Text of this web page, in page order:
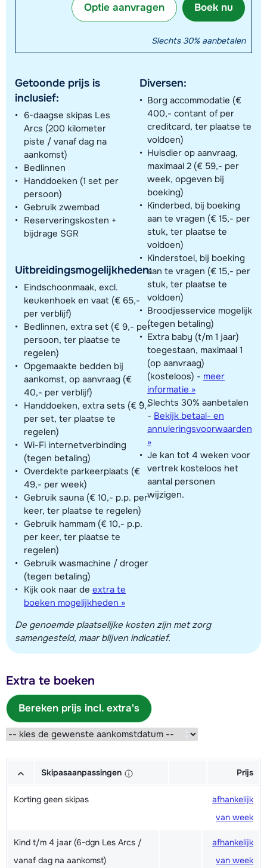
Boek nu
Optie aanvragen
Slechts 30% aanbetalen
Getoonde prijs is
inclusief:
6-daagse skipas Les
Arcs (200 kilometer
piste / vanaf dag na
aankomst)
Bedlinnen
Handdoeken (1 set per
persoon)
Gebruik zwembad
Reserveringskosten +
bijdrage SGR
Uitbreidingsmogelijkheden:
Eindschoonmaak, excl.
keukenhoek en vaat (€ 65,-
per verblijf)
Bedlinnen, extra set (€ 9,- per
persoon, ter plaatse te
regelen)
Opgemaakte bedden bij
aankomst, op aanvraag (€
40,- per verblijf)
Handdoeken, extra sets (€ 9,-
per set, ter plaatse te
regelen)
Wi-Fi internetverbinding
(tegen betaling)
Overdekte parkeerplaats (€
49,- per week)
Gebruik sauna (€ 10,- p.p. per
keer, ter plaatse te regelen)
Gebruik hammam (€ 10,- p.p.
per keer, ter plaatse te
regelen)
Gebruik wasmachine / droger
(tegen betaling)
Kijk ook naar de extra te
boeken mogelijkheden »
Diversen:
Borg accommodatie (€
400,- contant of per
creditcard, ter plaatse te
voldoen)
Huisdier op aanvraag,
maximaal 2 (€ 59,- per
week, opgeven bij
boeking)
Kinderbed, bij boeking
aan te vragen (€ 15,- per
stuk, ter plaatse te
voldoen)
Kinderstoel, bij boeking
aan te vragen (€ 15,- per
stuk, ter plaatse te
voldoen)
Broodjesservice mogelijk
(tegen betaling)
Extra baby (t/m 1 jaar)
toegestaan, maximaal 1
(op aanvraag)
(kosteloos) - meer
informatie »
Slechts 30% aanbetalen
- Bekijk betaal- en
annuleringsvoorwaarden
»
Je kan tot 4 weken voor
vertrek kosteloos het
aantal personen
wijzigen.
De genoemde plaatselijke kosten zijn met zorg
samengesteld, maar blijven indicatief.
Extra te boeken
Bereken prijs incl. extra's
Skipasaanpassingen Prijs
Korting geen skipas
afhankelijk
van week
Kind t/m 4 jaar (6-dgn Les Arcs /
vanaf dag na aankomst)
afhankelijk
van week